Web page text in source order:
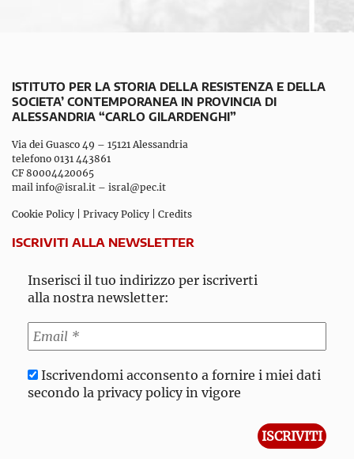
ISTITUTO PER LA STORIA DELLA RESISTENZA E DELLA
SOCIETA’ CONTEMPORANEA IN PROVINCIA DI
ALESSANDRIA “CARLO GILARDENGHI”
Via dei Guasco 49 – 15121 Alessandria
telefono 0131 443861
CF 80004420065
mail info@isral.it – isral@pec.it
Cookie Policy Privacy Policy Credits
ISCRIVITI ALLA NEWSLETTER
Inserisci il tuo indirizzo per iscriverti
alla nostra newsletter:
Iscrivendomi acconsento a fornire i miei dati
secondo la privacy policy in vigore